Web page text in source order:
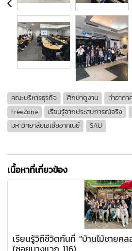
คณะบริหารธุรกิจ ศึกษาดูงาน
ท่าอาก
FreeZone
เรียนรู้จากประสบการณ์จริง
มหาวิทยาลัยเอเชียอาคเนย์
SAU
เนื้อหาที่เกี่ยวข้อง
เรียนรู้วิถีชีวิตกันที่ "บ้านไม้ชาย